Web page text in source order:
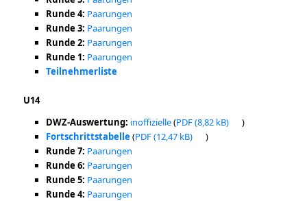
Runde 4: Paarungen
Runde 3: Paarungen
Runde 2: Paarungen
Runde 1: Paarungen
Teilnehmerliste
U14
DWZ-Auswertung: inoffizielle(PDF
)
Fortschrittstabelle(PDF
)
Runde 7: Paarungen
Runde 6: Paarungen
Runde 5: Paarungen
Runde 4: Paarungen